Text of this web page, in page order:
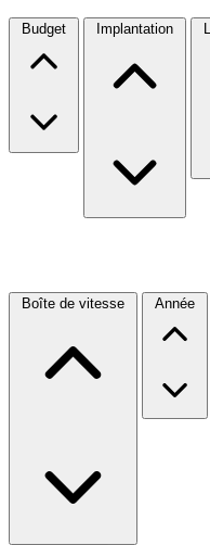
Budget Implantation
Boîte de vitesse Année